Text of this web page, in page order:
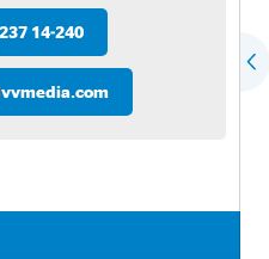
14-240